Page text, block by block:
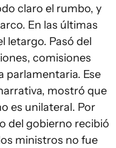
claro el rumbo, y
En las últimas
letargo. Pasó del
comisiones
parlamentaria. Ese
mostró que
es unilateral. Por
del gobierno recibió
ministros no fue